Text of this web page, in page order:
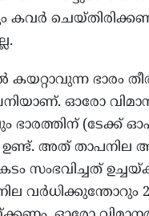
കവർ
കയറ്റാവുന്ന ഭാരം
ഓരോ
ഭാരത്തിന് (ടേക്ക്
ഉണ്ട്. അത് താപനില
സംഭവിച്ചത്
വർധിക്കുന്തോറും